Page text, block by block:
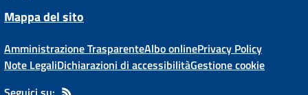
Mappa del sito
Amministrazione TrasparenteAlbo onlinePrivacy Policy
Note LegaliDichiarazioni di accessibilitàGestione cookie